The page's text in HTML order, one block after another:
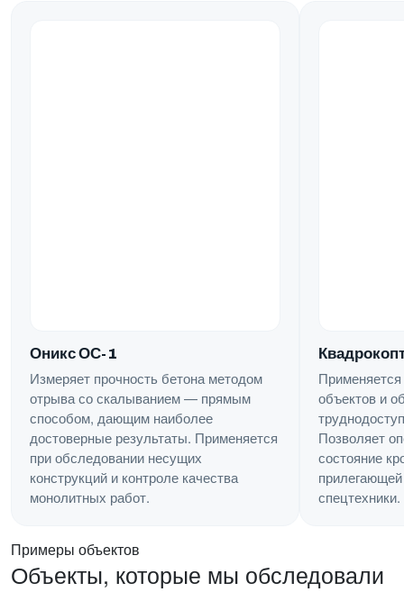
Оникс ОС-1
Измеряет прочность бетона методом
отрыва со скалыванием — прямым
способом, дающим наиболее
достоверные результаты. Применяется
при обследовании несущих
конструкций и контроле качества
монолитных работ.
объектов и
Позволяет
состояние
спецтехники.
Примеры объектов
Объекты, которые мы обследовали